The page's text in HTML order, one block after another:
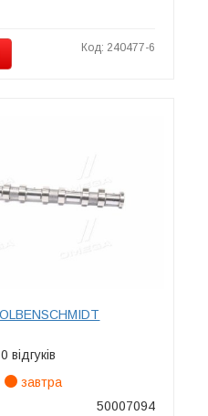
Код: 240477-6
0 відгуків
завтра
50007094